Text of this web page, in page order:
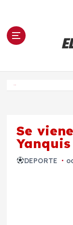
n El
Se
DEPORTE